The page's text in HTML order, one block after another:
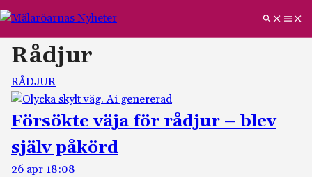
Rådjur
RÅDJUR
Försökte väja för rådjur – blev
själv påkörd
26 apr 18:08